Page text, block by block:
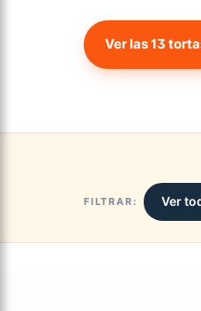
Ver las 13
FILTRAR: Ver